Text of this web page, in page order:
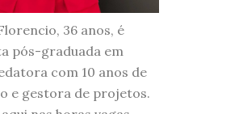
36 anos, é
pós-graduada em
com 10 anos de
e gestora de projetos.